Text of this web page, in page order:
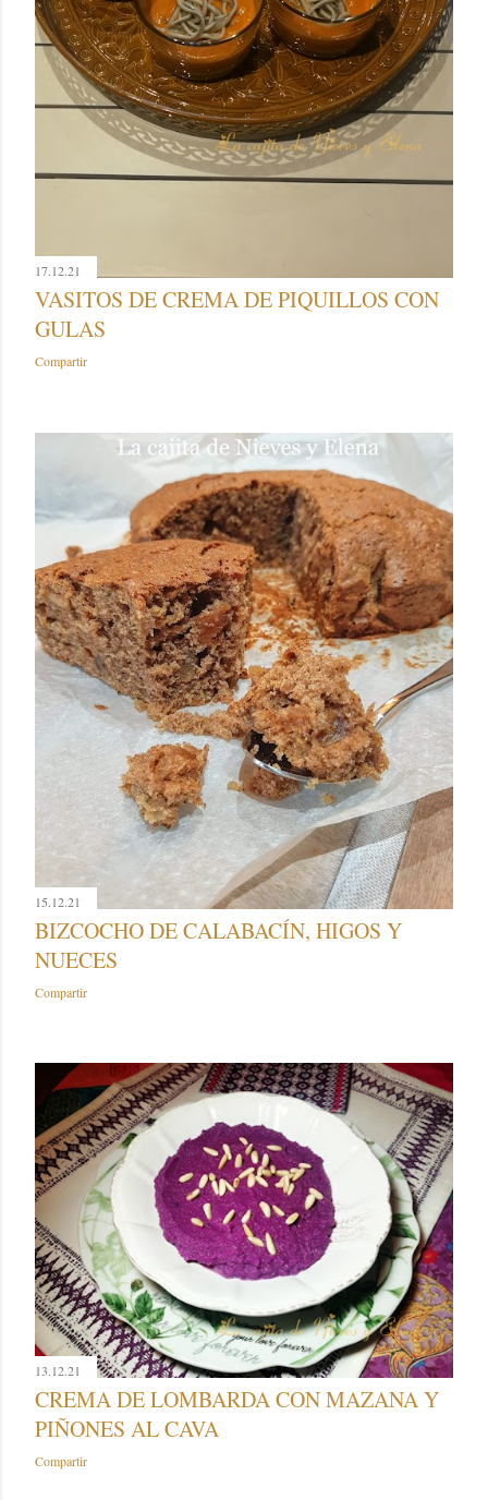
17.12.21
VASITOS DE CREMA DE PIQUILLOS CON
GULAS
Compartir
15.12.21
BIZCOCHO DE CALABACÍN, HIGOS Y
NUECES
Compartir
13.12.21
CREMA DE LOMBARDA CON MAZANA Y
PIÑONES AL CAVA
Compartir